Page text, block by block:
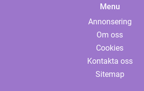
Menu
Annonsering
Om oss
Cookies
Kontakta oss
Sitemap